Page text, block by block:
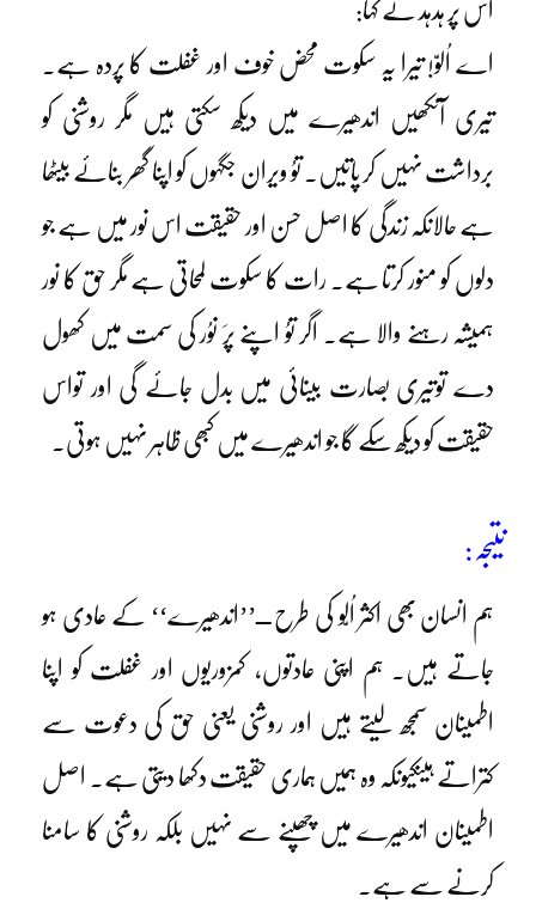
اس پر ہدہد نے کہا:
اے اُلوّ! تیرا یہ سکوت محض خوف اور غفلت کا پردہ ہے۔
تیری آنکھیں اندھیرے میں دیکھ سکتی ہیں مگر روشنی کو
برداشت نہیں کر پاتیں۔ توُ ویران جگہوں کو اپنا گھر بنائے بیٹھا
ہے حالانکہ زندگی کا اصل حسن اور حقیقت اس نور میں ہے جو
دلوں کو منور کرتا ہے۔ رات کا سکوت لمحاتی ہے مگر حق کا نور
ہمیشہ رہنے والا ہے۔ اگر توُ اپنے پرَ نوُر کی سمت میں کھول
دے توتیری بصارت بینائی میں بدل جائے گی اور تواس
حقیقت کو دیکھ سکے گا جو اندھیرے میں کبھی ظاہر نہیں ہوتی۔
نتیجہ:
ہم انسان بھی اکثر اُلّو کی طرح ــ’’اندھیرے‘‘ کے عادی ہو
جاتے ہیں۔ ہم اپنی عادتوں، کمزوریوں اور غفلت کو اپنا
اطمینان سمجھ لیتے ہیں اور روشنی یعنی حق کی دعوت سے
کتراتے ہیںکیونکہ وہ ہمیں ہماری حقیقت دکھا دیتی ہے۔ اصل
اطمینان اندھیرے میں چھپنے سے نہیں بلکہ روشنی کا سامنا
کرنے سے ہے۔